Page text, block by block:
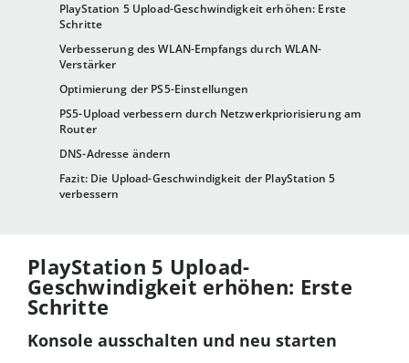
PlayStation 5 Upload-Geschwindigkeit erhöhen: Erste
Schritte
Verbesserung des WLAN-Empfangs durch WLAN-
Verstärker
Optimierung der PS5-Einstellungen
PS5-Upload verbessern durch Netzwerkpriorisierung am
Router
DNS-Adresse ändern
Fazit: Die Upload-Geschwindigkeit der PlayStation 5
verbessern
PlayStation 5 Upload-
Geschwindigkeit erhöhen: Erste
Schritte
Konsole ausschalten und neu starten